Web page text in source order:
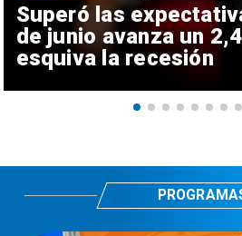
Superó las
de junio avanza un
esquiva la recesión